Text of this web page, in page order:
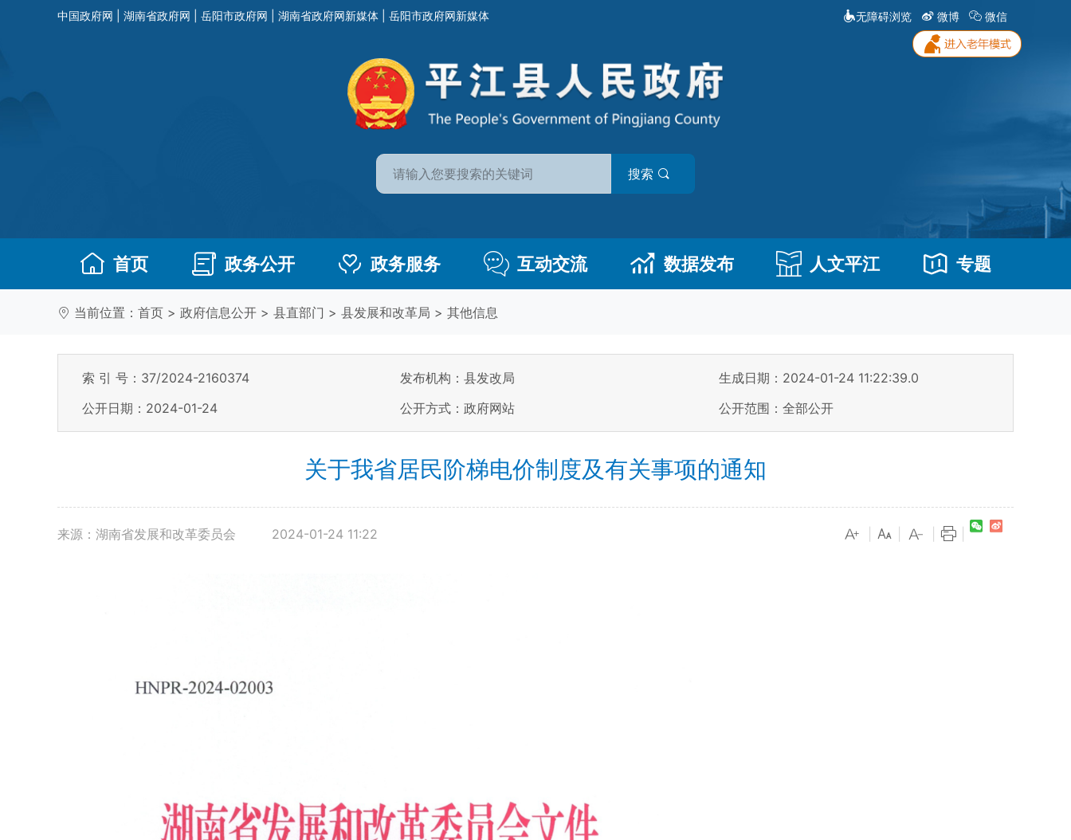
中国政府网 湖南省政府网 岳阳市政府网 湖南省政府网新媒体 岳阳市政府网新媒体 无障碍浏览 微博 微信
搜索
首页 政务公开 政务服务 互动交流 数据发布 人文平江 专题
当前位置： 首页 > 政府信息公开 > 县直部门 > 县发展和改革局 > 其他信息
索 引 号：37/2024-2160374 发布机构：县发改局
生成日期：2024-01-24 11:22:39.0
公开日期：2024-01-24
公开方式：政府网站 公开范围：全部公开
关于我省居民阶梯电价制度及有关事项的通知
来源：湖南省发展和改革委员会 2024-01-24 11:22